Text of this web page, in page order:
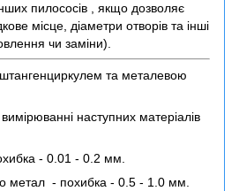
пилососів , якщо дозволяє
місце, діаметри отворів та інші
чи заміни).
та металевою
наступних матеріалів
- 0.01 - 0.2 мм.
метал - похибка - 0.5 - 1.0 мм.